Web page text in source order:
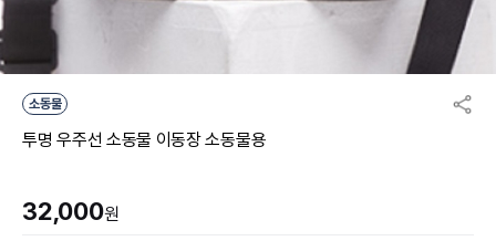
소동물
투명 우주선 소동물 이동장 소동물용
32,000원